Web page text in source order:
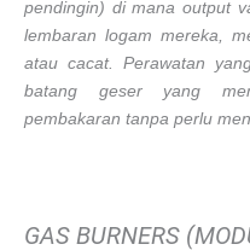
pendingin) di mana output
lembaran logam mereka,
atau cacat. Perawatan
batang geser yang
pembakaran tanpa perlu
GAS BURNERS